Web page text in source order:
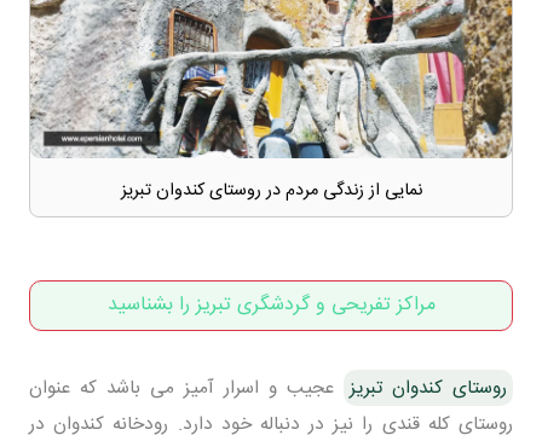
نمایی از زندگی مردم در روستای کندوان تبریز
مراکز تفریحی و گردشگری تبریز را بشناسید
روستای کندوان تبریز عجیب و اسرار آمیز می باشد که عنوان
روستای کله قندی را نیز در دنباله خود دارد. رودخانه کندوان در